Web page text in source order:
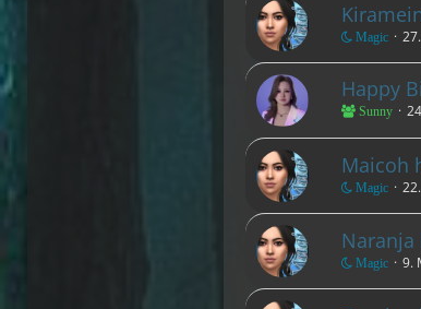
Magic
Happy
Sunny
Maicoh
Magic
Magic 9.